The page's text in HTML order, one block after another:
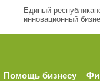
Единый
инновационный
Помощь бизнесу